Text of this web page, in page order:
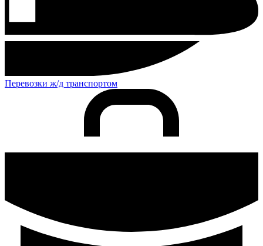
Перевозки ж/д транспортом